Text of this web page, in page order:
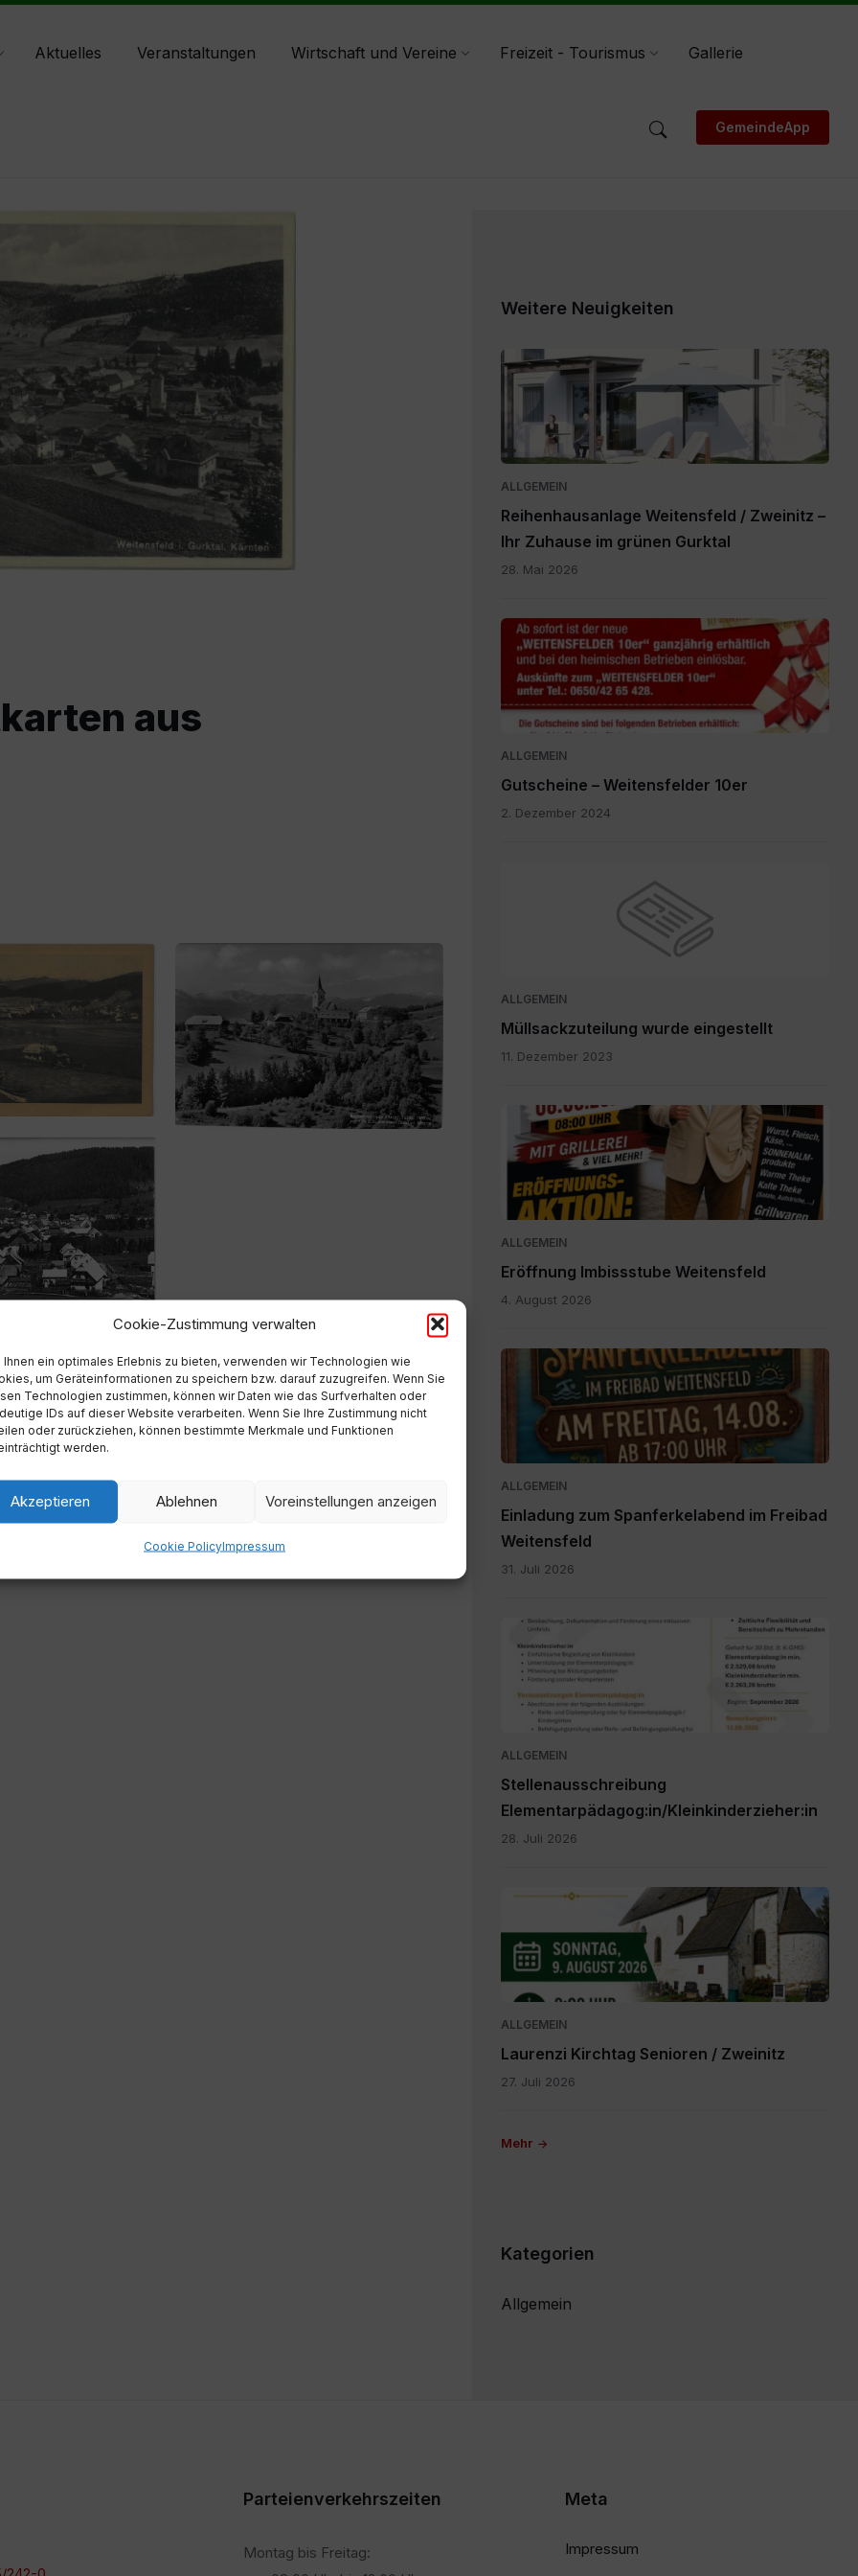
Cookie-Zustimmung verwalten
Ihnen ein optimales Erlebnis zu bieten, verwenden wir Technologien wie
um Geräteinformationen zu speichern bzw. darauf zuzugreifen. Wenn Sie
Technologien zustimmen, können wir Daten wie das Surfverhalten oder
IDs auf dieser Website verarbeiten. Wenn Sie Ihre Zustimmung nicht
oder zurückziehen, können bestimmte Merkmale und Funktionen
werden.
Akzeptieren Ablehnen Voreinstellungen anzeigen
Cookie PolicyImpressum
Aktuelles Veranstaltungen Wirtschaft und Vereine Freizeit - Tourismus
Gallerie
GemeindeApp
aus
Nächste
Eindrücke vom Erntedankfest in
Weitensfeld
Weitere Neuigkeiten
Expose_Weitensfeld-
Zweinitz_20260528.pdf
ALLGEMEIN
Reihenhausanlage Weitensfeld / Zweinitz –
Ihr Zuhause im grünen Gurktal
28. Mai 2026
Gutscheine.pdf
ALLGEMEIN
Gutscheine – Weitensfelder 10er
2. Dezember 2024
ALLGEMEIN
Müllsackzuteilung wurde eingestellt
11. Dezember 2023
IMG-
20260804-
WA0003.jpg
ALLGEMEIN
Eröffnung Imbissstube Weitensfeld
4. August 2026
Einladung
Spanferkelabend.jpg
ALLGEMEIN
Einladung zum Spanferkelabend im Freibad
Weitensfeld
31. Juli 2026
Personalpool
Bezirk
Feldkirchen
St.
Veit.pdf
ALLGEMEIN
Stellenausschreibung
Elementarpädagog:in/Kleinkinderzieher:in
28. Juli 2026
IMG-
WA0000.jpg
ALLGEMEIN
Laurenzi Kirchtag Senioren / Zweinitz
27. Juli 2026
Mehr
Kategorien
Allgemein
Parteienverkehrszeiten
Montag bis Freitag:
Meta
Impressum